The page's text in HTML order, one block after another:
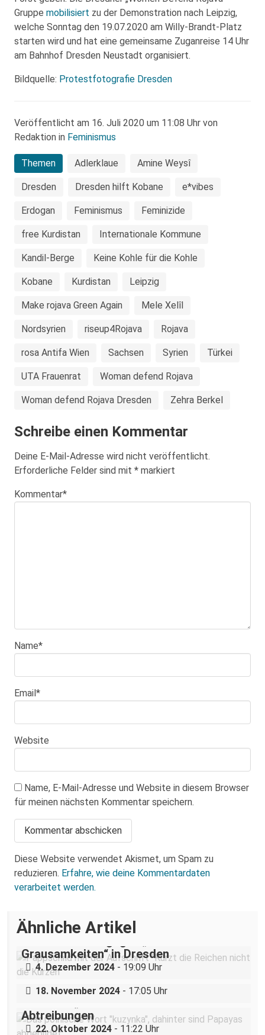
Gruppe mobilisiert zu der Demonstration nach Leipzig,
welche Sonntag den 19.07.2020 am Willy-Brandt-Platz
starten wird und hat eine gemeinsame Zuganreise 14 Uhr
am Bahnhof Dresden Neustadt organisiert.
Bildquelle: Protestfotografie Dresden
Veröffentlicht am 16. Juli 2020 um 11:08 Uhr von
Redaktion in Feminismus
Themen Adlerklaue Amine Weysî
Dresden Dresden hilft Kobane e*vibes
Erdogan Feminismus Feminizide
free Kurdistan Internationale Kommune
Kandil-Berge Keine Kohle für die Kohle
Kobane Kurdistan Leipzig
Make rojava Green Again Mele Xelîl
Nordsyrien riseup4Rojava Rojava
rosa Antifa Wien Sachsen Syrien Türkei
UTA Frauenrat Woman defend Rojava
Woman defend Rojava Dresden Zehra Berkel
Schreibe einen Kommentar
Deine E-Mail-Adresse wird nicht veröffentlicht.
Erforderliche Felder sind mit * markiert
Kommentar*
Name*
Email*
Website
Name, E-Mail-Adresse und Website in diesem Browser
für meinen nächsten Kommentar speichern.
Diese Website verwendet Akismet, um Spam zu
reduzieren. Erfahre, wie deine Kommentardaten
verarbeitet werden.
Ähnliche Artikel
„Teilhabe ist nicht verhandelbar“–
Grausamkeiten“ in Dresden
4. Dezember 2024 - 19:09 Uhr
Nazigruppe sucht (und bekommt) Stress
in der Dresdner Neustadt
18. November 2024 - 17:05 Uhr
Abtreibungen
22. Oktober 2024 - 11:22 Uhr